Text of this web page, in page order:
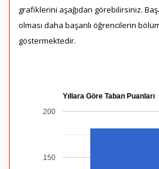
grafiklerini aşağıdan görebilirsiniz.
olması daha başarılı öğrencilerin
göstermektedir.
Yıllara Göre Taban Puanları
150
200